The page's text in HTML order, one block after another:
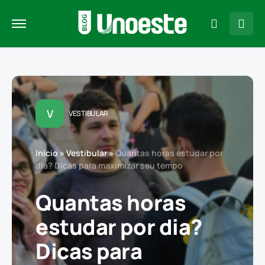
V VESTIBULAR
Início»Vestibular»Quantas horas estudar por
dia? Dicas para maximizar seu tempo
Quantas horas
estudar por dia?
Dicas para